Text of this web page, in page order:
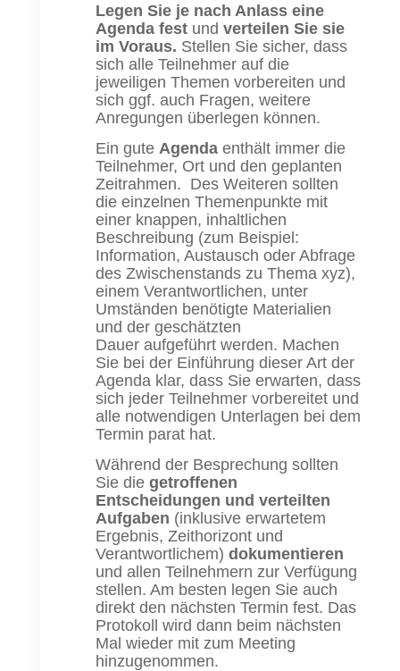
Legen Sie je nach Anlass eine
Agenda fest und verteilen Sie sie
im Voraus. Stellen Sie sicher, dass
sich alle Teilnehmer auf die
jeweiligen Themen vorbereiten und
sich ggf. auch Fragen, weitere
Anregungen überlegen können.
Ein gute Agenda enthält immer die
Teilnehmer, Ort und den geplanten
Zeitrahmen. Des Weiteren sollten
die einzelnen Themenpunkte mit
einer knappen, inhaltlichen
Beschreibung (zum Beispiel:
Information, Austausch oder Abfrage
des Zwischenstands zu Thema xyz),
einem Verantwortlichen, unter
Umständen benötigte Materialien
und der geschätzten
Dauer aufgeführt werden. Machen
Sie bei der Einführung dieser Art der
Agenda klar, dass Sie erwarten, dass
sich jeder Teilnehmer vorbereitet und
alle notwendigen Unterlagen bei dem
Termin parat hat.
Während der Besprechung sollten
Sie die getroffenen
Entscheidungen und verteilten
Aufgaben (inklusive erwartetem
Ergebnis, Zeithorizont und
Verantwortlichem) dokumentieren
und allen Teilnehmern zur Verfügung
stellen. Am besten legen Sie auch
direkt den nächsten Termin fest. Das
Protokoll wird dann beim nächsten
Mal wieder mit zum Meeting
hinzugenommen.